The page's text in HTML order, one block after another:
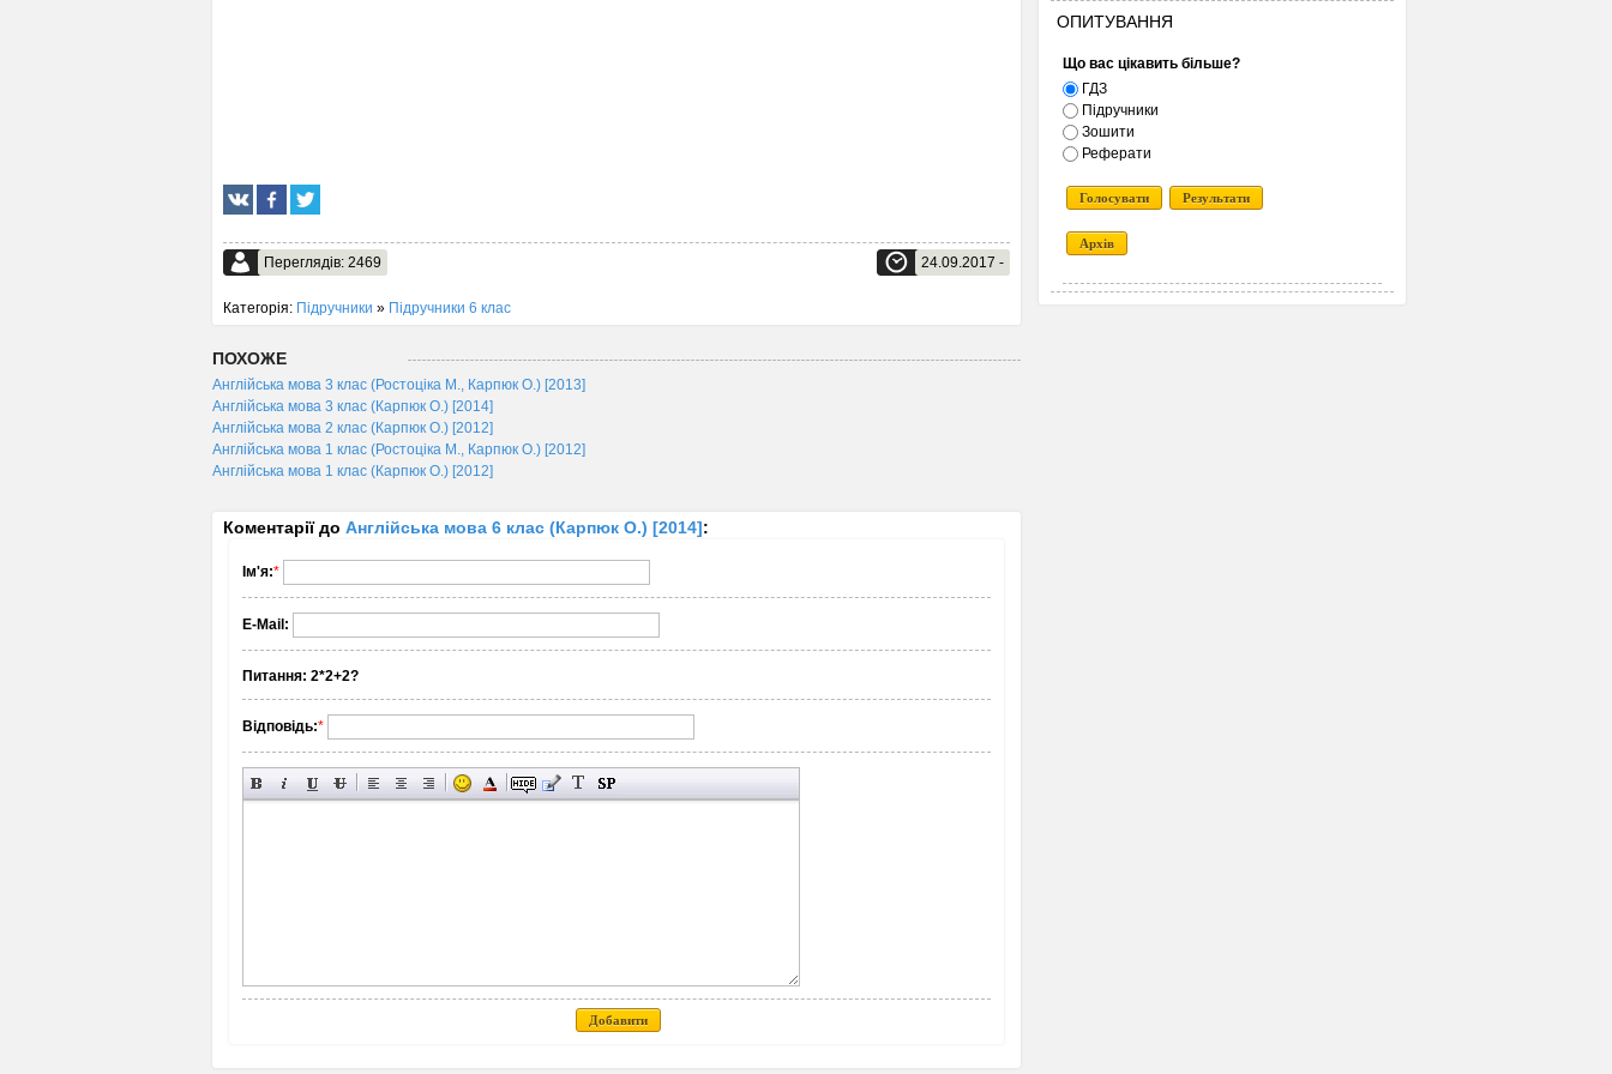
Переглядів: 2469 24.09.2017 -
Категорія: Підручники » Підручники 6 клас
ПОХОЖЕ
Англійська мова 3 клас (Ростоціка М., Карпюк О.) [2013]
Англійська мова 3 клас (Карпюк О.) [2014]
Англійська мова 2 клас (Карпюк О.) [2012]
Англійська мова 1 клас (Ростоціка М., Карпюк О.) [2012]
Англійська мова 1 клас (Карпюк О.) [2012]
Коментарії до Англійська мова 6 клас (Карпюк О.) [2014]:
Ім'я:*
E-Mail:
Питання: 2*2+2?
Відповідь:*
Добавити
ОПИТУВАННЯ
Що вас цікавить більше?
ГДЗ
Підручники
Зошити
Реферати
Голосувати Результати
Архів